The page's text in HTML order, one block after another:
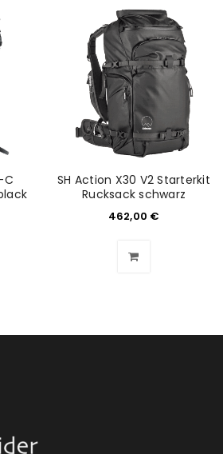
Kundenkonto eröffnen und
*
C
SH Action X30 V2 Starterkit
Rucksack schwarz
462,00 €